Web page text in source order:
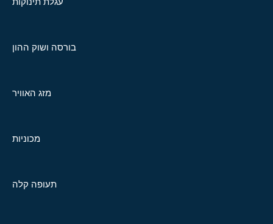
בורסה ושוק ההון
מזג האוויר
מכוניות
תעופה קלה